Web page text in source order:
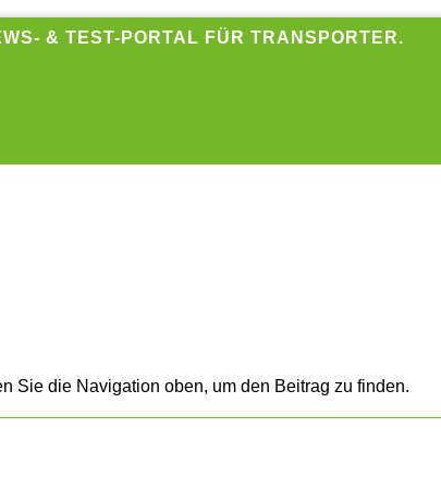
& TEST-PORTAL FÜR TRANSPORTER.
Sie die Navigation oben, um den Beitrag zu finden.